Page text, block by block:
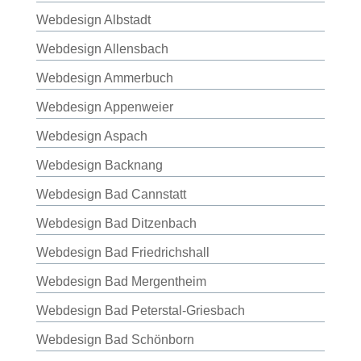
Webdesign Albstadt
Webdesign Allensbach
Webdesign Ammerbuch
Webdesign Appenweier
Webdesign Aspach
Webdesign Backnang
Webdesign Bad Cannstatt
Webdesign Bad Ditzenbach
Webdesign Bad Friedrichshall
Webdesign Bad Mergentheim
Webdesign Bad Peterstal-Griesbach
Webdesign Bad Schönborn